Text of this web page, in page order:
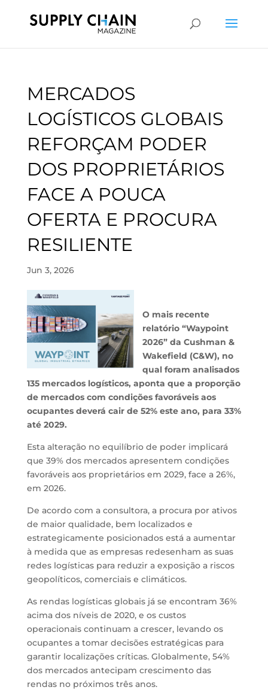
MERCADOS
LOGÍSTICOS GLOBAIS
REFORÇAM PODER
DOS PROPRIETÁRIOS
FACE A POUCA
OFERTA E PROCURA
RESILIENTE
Jun 3, 2026
O mais recente
relatório “Waypoint
2026” da Cushman &
Wakefield (C&W), no
qual foram analisados
135 mercados logísticos, aponta que a proporção
de mercados com condições favoráveis aos
ocupantes deverá cair de 52% este ano, para 33%
até 2029.
Esta alteração no equilíbrio de poder implicará
que 39% dos mercados apresentem condições
favoráveis aos proprietários em 2029, face a 26%,
em 2026.
De acordo com a consultora, a procura por ativos
de maior qualidade, bem localizados e
estrategicamente posicionados está a aumentar
à medida que as empresas redesenham as suas
redes logísticas para reduzir a exposição a riscos
geopolíticos, comerciais e climáticos.
As rendas logísticas globais já se encontram 36%
acima dos níveis de 2020, e os custos
operacionais continuam a crescer, levando os
ocupantes a tomar decisões estratégicas para
garantir localizações críticas. Globalmente, 54%
dos mercados antecipam crescimento das
rendas no próximos três anos.